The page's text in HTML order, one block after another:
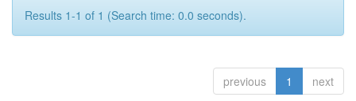
Results 1-1 of 1 (Search time: 0.0 seconds).
previous 1 next